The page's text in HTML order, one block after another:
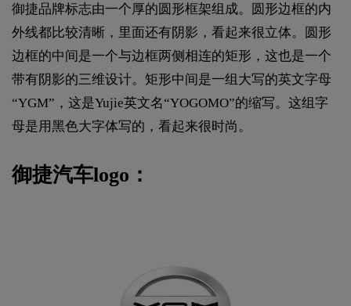
御捷品牌标志由一个厚的圆形框架组成。圆形边框的内
外线都比较清晰，里面还有阴影，看起来很立体。圆形
边框的中间是一个与边框两侧相连的矩形，这也是一个
带有阴影的三维设计。矩形中间是一组大写的英文字母
“YGM”，这是Yujie英文名“YOGOMO”的缩写。这组字
母是用黑色大字体写的，看起来很时尚。
御捷汽车logo：